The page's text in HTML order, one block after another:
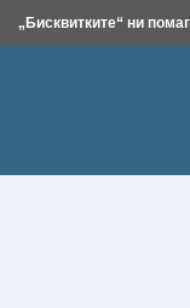
Insert.bg Framar.bg
„Бисквитките“ ни